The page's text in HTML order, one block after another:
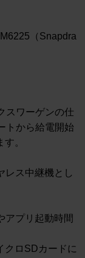
（Snapdra
スワーゲンの仕
トから給電開始
。
レス中継機とし
アプリ起動時間
クロSDカードに